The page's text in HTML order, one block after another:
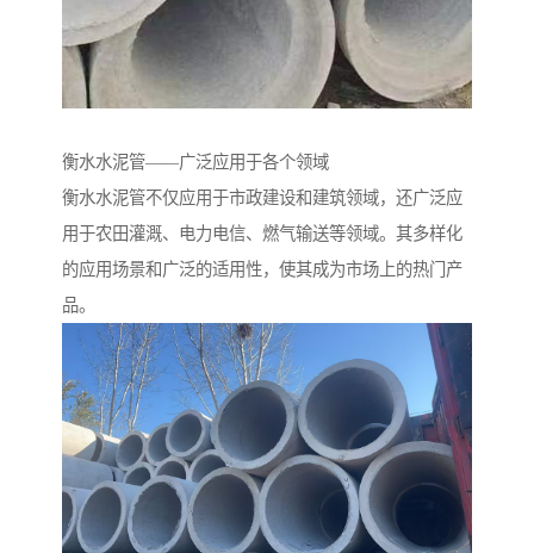
衡水水泥管——广泛应用于各个领域
衡水水泥管不仅应用于市政建设和建筑领域，还广泛应
用于农田灌溉、电力电信、燃气输送等领域。其多样化
的应用场景和广泛的适用性，使其成为市场上的热门产
品。